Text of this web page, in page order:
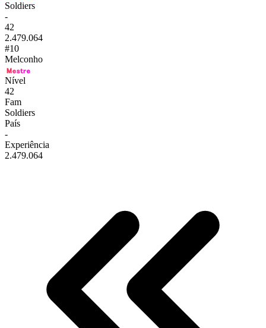
Soldiers
-
42
2.479.064
#10
Melconho
Nível
42
Fam
Soldiers
País
-
Experiência
2.479.064